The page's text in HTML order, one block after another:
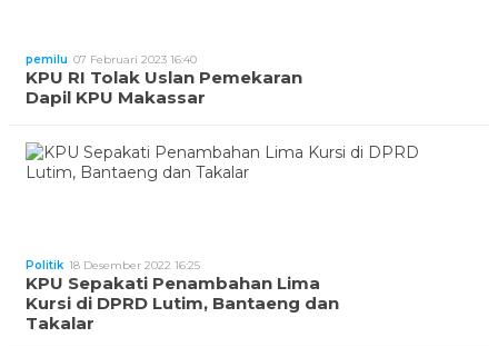
pemilu 07 Februari 2023 16:40
KPU RI Tolak Uslan Pemekaran
Dapil KPU Makassar
Politik 18 Desember 2022 16:25
KPU Sepakati Penambahan Lima
Kursi di DPRD Lutim, Bantaeng dan
Takalar